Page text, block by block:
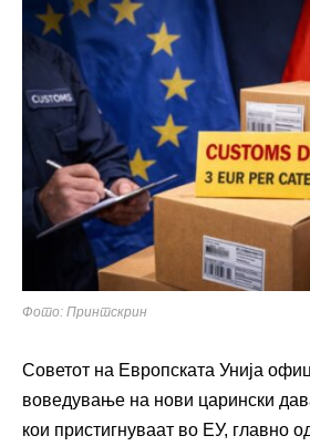
Фото: Принтскрин
Советот на Европската Унија
воведување на нови царински
кои пристигнуваат во ЕУ, главно